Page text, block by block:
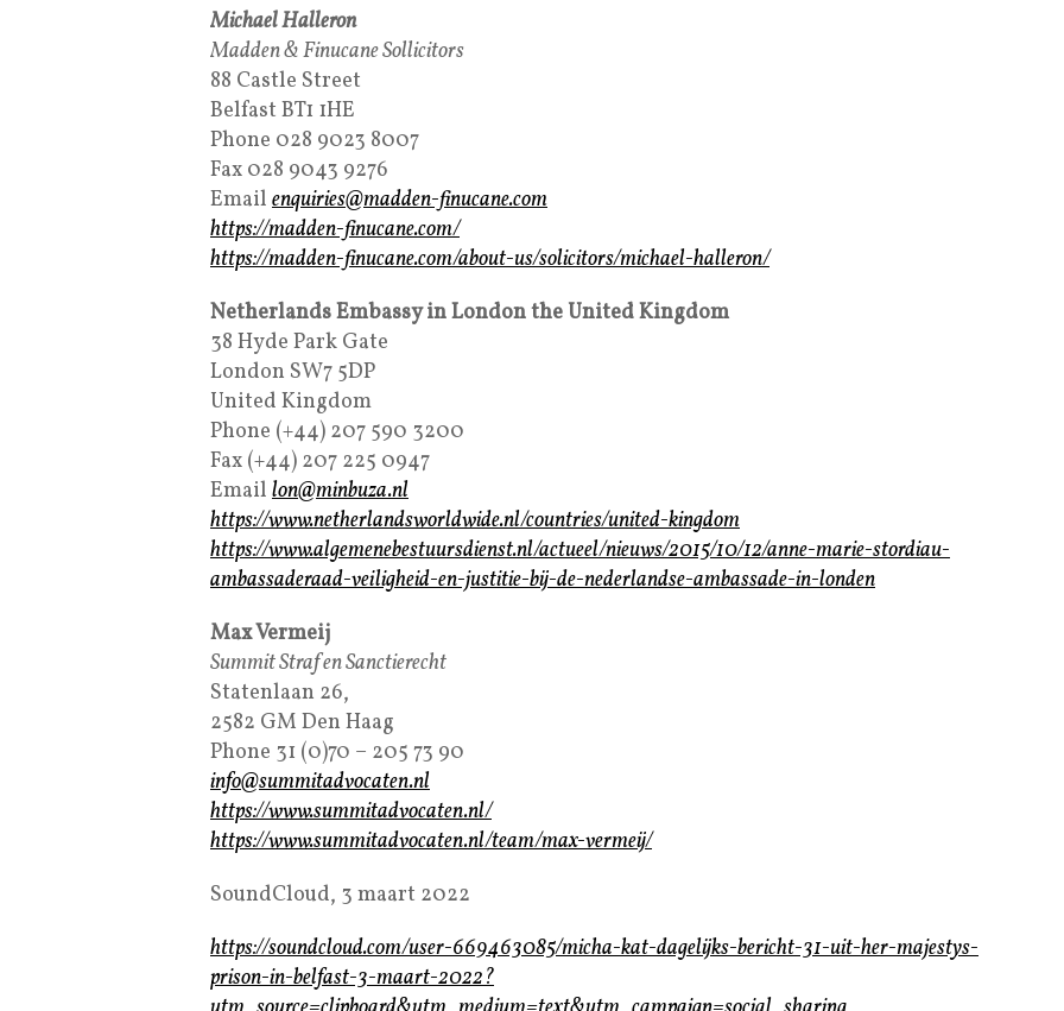
Michael Halleron
Madden & Finucane Sollicitors
88 Castle Street
Belfast BT1 1HE
Phone 028 9023 8007
Fax 028 9043 9276
Email enquiries@madden-finucane.com
https://madden-finucane.com/
https://madden-finucane.com/about-us/solicitors/michael-halleron/
Netherlands Embassy in London the United Kingdom
38 Hyde Park Gate
London SW7 5DP
United Kingdom
Phone (+44) 207 590 3200
Fax (+44) 207 225 0947
Email lon@minbuza.nl
https://www.netherlandsworldwide.nl/countries/united-kingdom
https://www.algemenebestuursdienst.nl/actueel/nieuws/2015/10/12/anne-marie-stordiau-
ambassaderaad-veiligheid-en-justitie-bij-de-nederlandse-ambassade-in-londen
Max Vermeij
Summit Straf en Sanctierecht
Statenlaan 26,
2582 GM Den Haag
Phone 31 (0)70 – 205 73 90
info@summitadvocaten.nl
https://www.summitadvocaten.nl/
https://www.summitadvocaten.nl/team/max-vermeij/
SoundCloud, 3 maart 2022
https://soundcloud.com/user-669463085/micha-kat-dagelijks-bericht-31-uit-her-majestys-
prison-in-belfast-3-maart-2022?